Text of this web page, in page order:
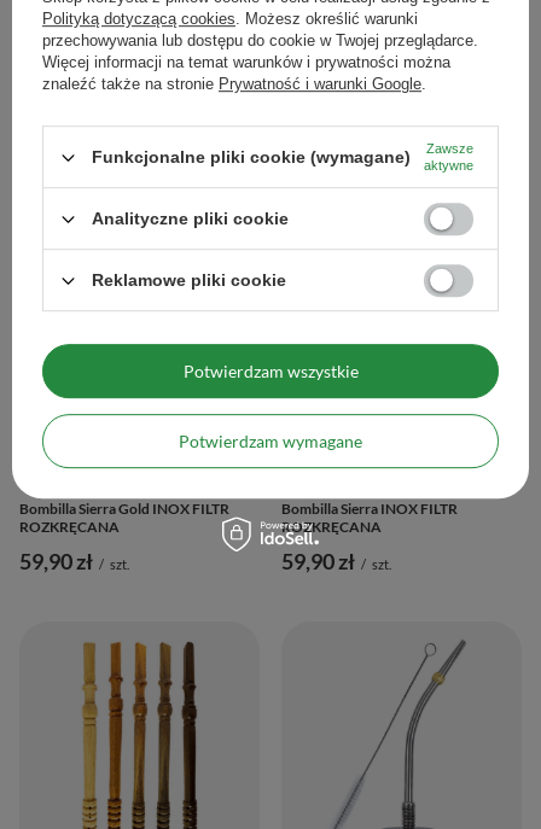
Bombilla Mercedes
19,99 zł / szt.
Bombilla Rosamonte Classica
49,99 zł / szt.
Bombilla Sierra Gold INOX FILTR
ROZKRĘCANA
59,90 zł / szt.
Bombilla Sierra INOX FILTR
ROZKRĘCANA
59,90 zł / szt.
Polityką dotyczącą cookies. Możesz określić warunki
przechowywania lub dostępu do cookie w Twojej przeglądarce.
Więcej informacji na temat warunków i prywatności można
znaleźć także na stronie Prywatność i warunki Google.
Funkcjonalne pliki cookie (wymagane)
Zawsze
aktywne
Analityczne pliki cookie
Reklamowe pliki cookie
Potwierdzam wymagane
Potwierdzam wszystkie